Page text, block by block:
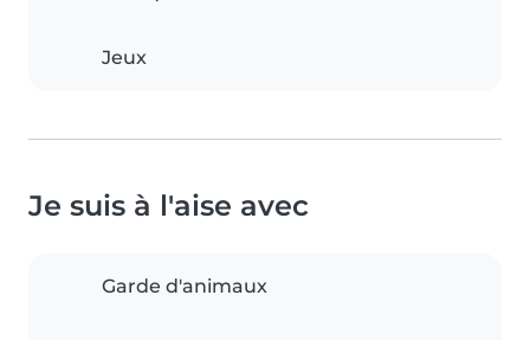
Jeux
Je suis à l'aise avec
Garde d'animaux